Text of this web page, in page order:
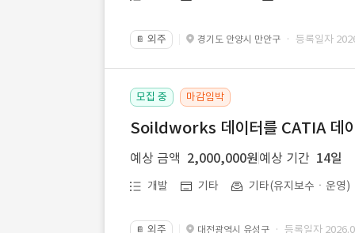
📔 외주 경기도 안양시 만안구 · 등록일자
모집 중 마감임박
Soildworks 데이터를 CATIA 데
예상 금액 2,000,000원 예상 기간 14일
개발 기타 기타(유지보수ㆍ운영)
📔 외주 대전광역시 유성구 · 등록일자